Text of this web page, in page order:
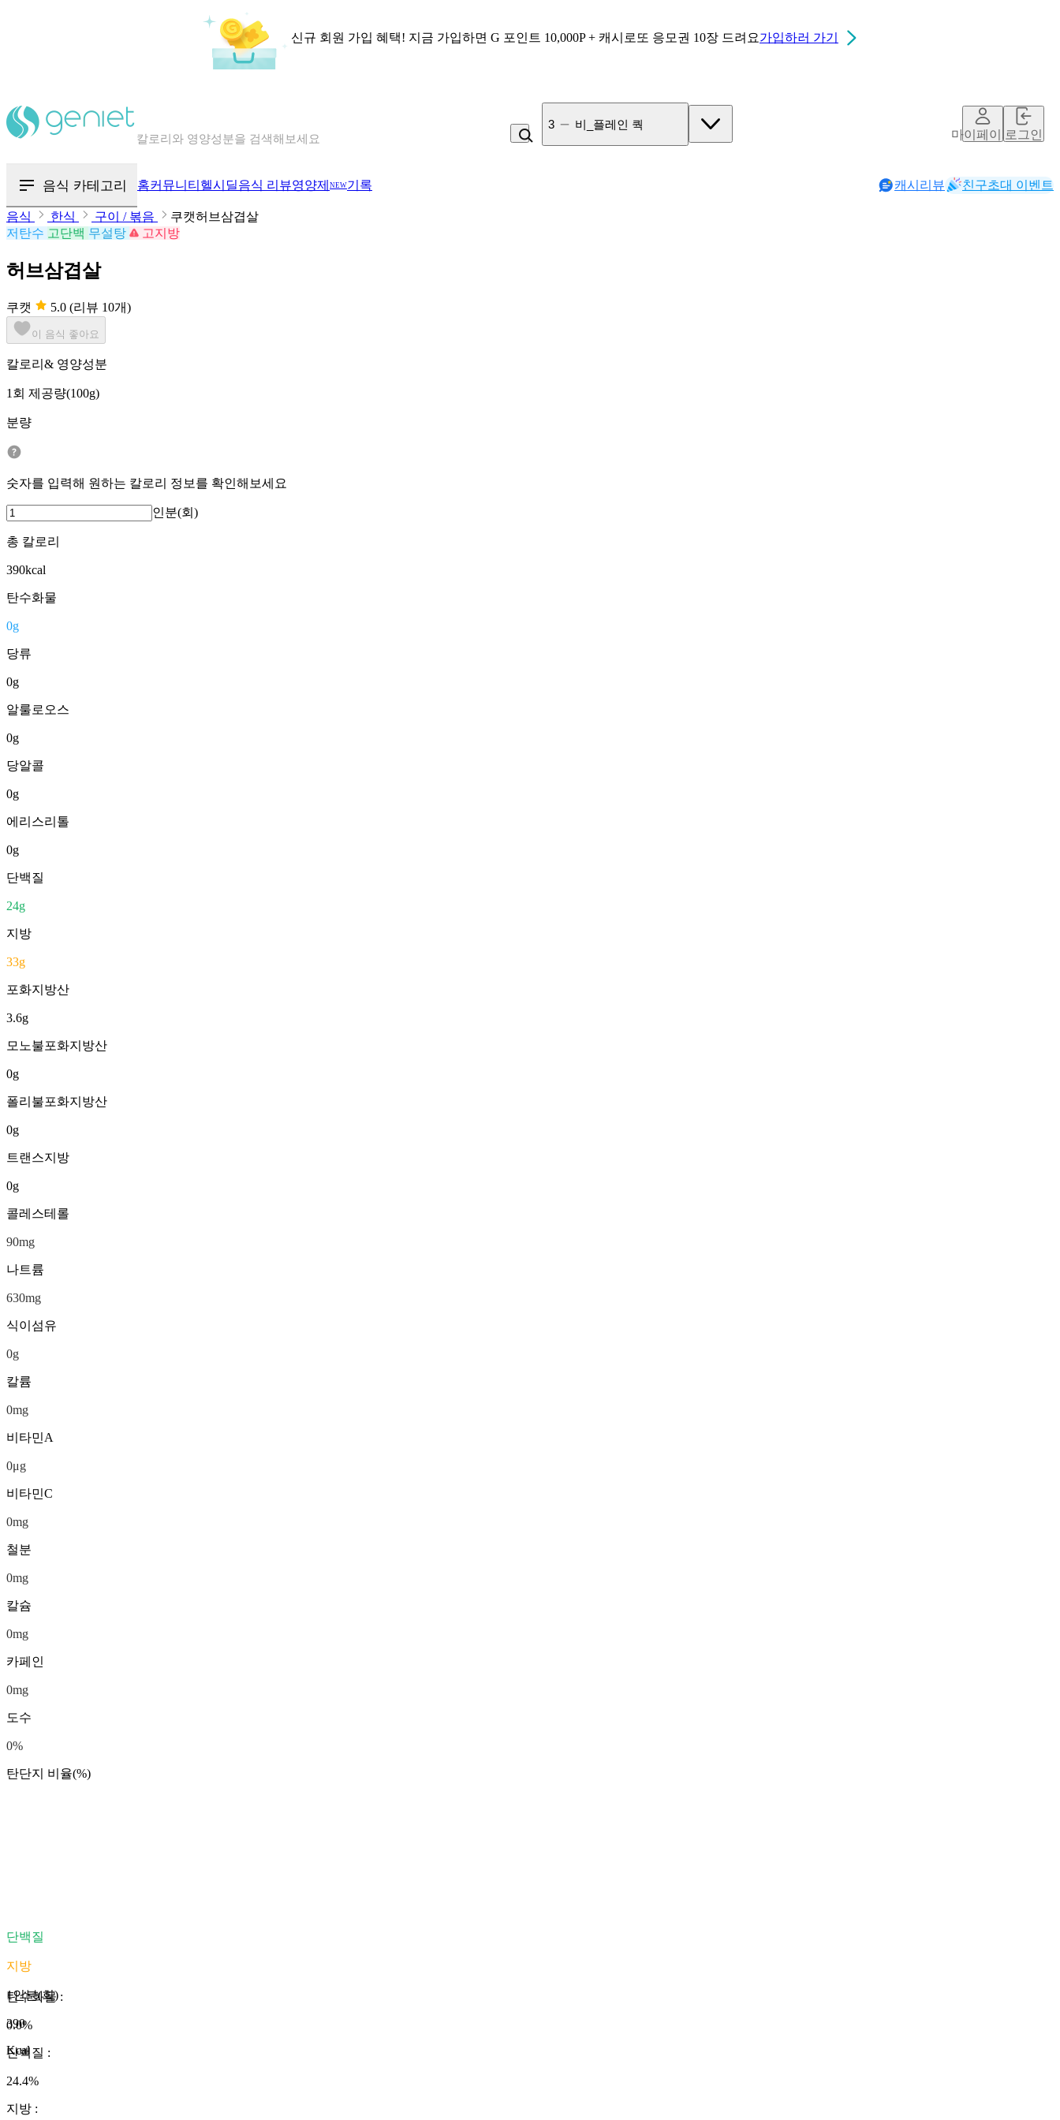
신규 회원 가입 혜택! 지금 가입하면 G 포인트 10,000P + 캐시로또 응모권 10장 드려요가입하러 가기
칼로리와 영양성분을 검색해보세요
3 비_플레인 쿽
마이페이지로그인
음식 카테고리 홈커뮤니티 헬시딜음식 리뷰영양제 NEW기록 캐시리뷰 친구초대 이벤트
음식 한식 구이 / 볶음
쿠캣허브삼겹살
저탄수 고단백 무설탕 고지방
허브삼겹살
쿠캣 5.0 (리뷰 10개)
이 음식 좋아요
칼로리& 영양성분
1회 제공량(100g)
분량
숫자를 입력해 원하는 칼로리 정보를 확인해보세요
인분(회)
총 칼로리
390kcal
탄수화물
0g
당류
0g
알룰로오스
0g
당알콜
0g
에리스리톨
0g
단백질
24g
지방
33g
포화지방산
3.6g
모노불포화지방산
0g
폴리불포화지방산
0g
트랜스지방
0g
콜레스테롤
90mg
나트륨
630mg
식이섬유
0g
칼륨
0mg
비타민A
0μg
비타민C
0mg
철분
0mg
칼슘
0mg
카페인
0mg
도수
0%
탄단지 비율(%)
단백질
지방
1인분(회)
390
Kcal
탄수화물:
0.0%
단백질 :
24.4%
지방 :